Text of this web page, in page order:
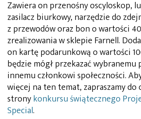
Zawiera on przenośny oscyloskop,
zasilacz biurkowy, narzędzie do
z przewodów oraz bon o wartości
zrealizowania w sklepie Farnell.
on kartę podarunkową o wartości
będzie mógł przekazać wybranemu
innemu członkowi społeczności.
więcej na ten temat, zapraszamy do
stronykonkursu świątecznego
Special.